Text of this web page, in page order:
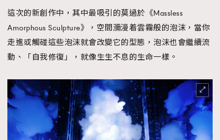
這次的新創作中，其中最吸引的莫過於《Massless
Amorphous Sculpture》，空間瀰漫着雲霧般的泡沫，當你
走進或觸碰這些泡沫就會改變它的型態，泡沫也會繼續流
動、「自我修復」，就像生生不息的生命一樣。